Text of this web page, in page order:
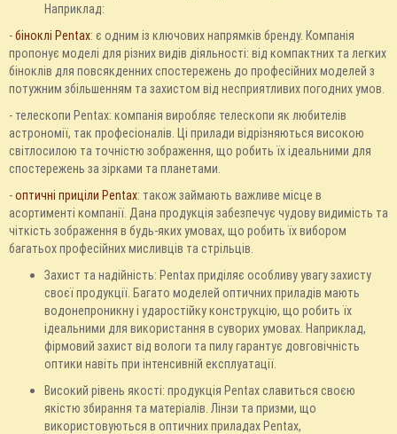
Наприклад:
-біноклі Pentax: є одним із ключових напрямків бренду. Компанія
пропонує моделі для різних видів діяльності: від компактних та легких
біноклів для повсякденних спостережень до професійних моделей з
потужним збільшенням та захистом від несприятливих погодних умов.
- телескопи Pentax: компанія виробляє телескопи як любителів
астрономії, так професіоналів. Ці прилади відрізняються високою
світлосилою та точністю зображення, що робить їх ідеальними для
спостережень за зірками та планетами.
-оптичні приціли Pentax: також займають важливе місце в
асортименті компанії. Дана продукція забезпечує чудову видимість та
чіткість зображення в будь-яких умовах, що робить їх вибором
багатьох професійних мисливців та стрільців.
Захист та надійність: Pentax приділяє особливу увагу захисту
своєї продукції. Багато моделей оптичних приладів мають
водонепроникну і ударостійку конструкцію, що робить їх
ідеальними для використання в суворих умовах. Наприклад,
фірмовий захист від вологи та пилу гарантує довговічність
оптики навіть при інтенсивній експлуатації.
Високий рівень якості: продукція Pentax славиться своєю
якістю збирання та матеріалів. Лінзи та призми, що
використовуються в оптичних приладах Pentax,